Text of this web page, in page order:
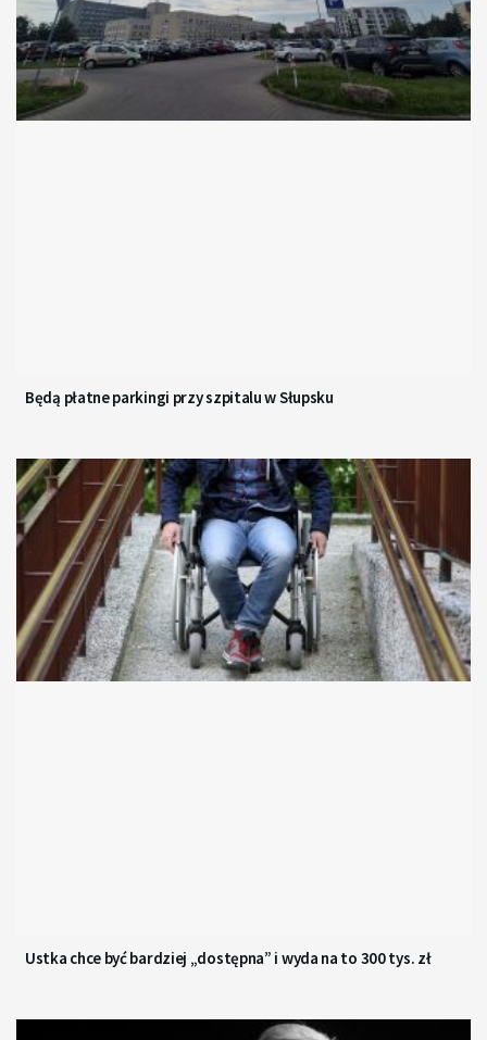
Będą płatne parkingi przy szpitalu w Słupsku
Ustka chce być bardziej „dostępna” i wyda na to 300 tys. zł